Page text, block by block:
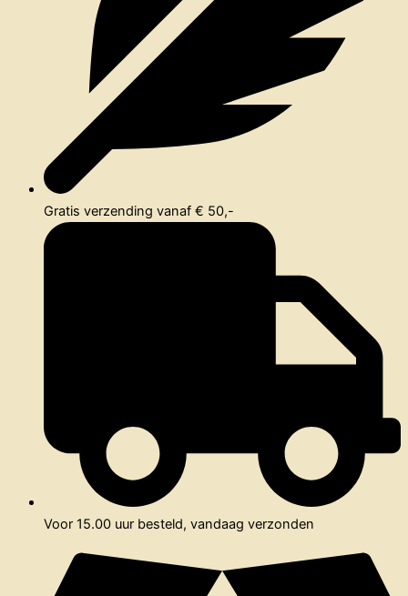
Gratis verzending vanaf € 50,-
Voor 15.00 uur besteld, vandaag verzonden